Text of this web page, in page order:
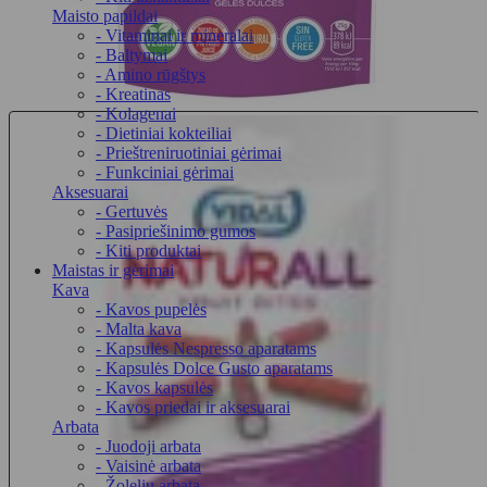
Maisto papildai
- Vitaminai ir mineralai
- Baltymai
- Amino rūgštys
- Kreatinas
- Kolagenai
- Dietiniai kokteiliai
- Prieštreniruotiniai gėrimai
- Funkciniai gėrimai
Aksesuarai
- Gertuvės
- Pasipriešinimo gumos
- Kiti produktai
Maistas ir gėrimai
Kava
- Kavos pupelės
- Malta kava
- Kapsulės Nespresso aparatams
- Kapsulės Dolce Gusto aparatams
- Kavos kapsulės
- Kavos priedai ir aksesuarai
Arbata
- Juodoji arbata
- Vaisinė arbata